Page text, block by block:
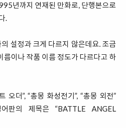
년까지 연재된 만화로, 단행본으로
.
설정과 크게 다르지 않은데요. 조금
름이나 작품 이름 정도가 다르다고 하
오더”, “총몽 화성전기”, “총몽 외전”
판의 제목은 “BATTLE ANGEL